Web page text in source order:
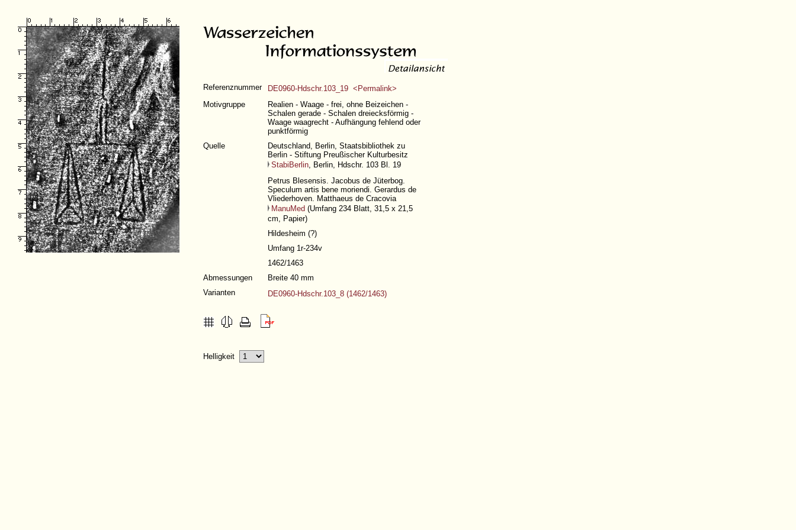
Referenznummer
DE0960-Hdschr.103_19 <Permalink>
Motivgruppe
Realien - Waage - frei, ohne Beizeichen -
Schalen gerade - Schalen dreiecksförmig -
Waage waagrecht - Aufhängung fehlend oder
punktförmig
Quelle
Deutschland, Berlin, Staatsbibliothek zu
Berlin - Stiftung Preußischer Kulturbesitz
StabiBerlin, Berlin, Hdschr. 103 Bl. 19
Petrus Blesensis. Jacobus de Jüterbog.
Speculum artis bene moriendi. Gerardus de
Vliederhoven. Matthaeus de Cracovia
ManuMed (Umfang 234 Blatt, 31,5 x 21,5
cm, Papier)
Hildesheim (?)
Umfang 1r-234v
1462/1463
Abmessungen
Breite 40 mm
Varianten
DE0960-Hdschr.103_8 (1462/1463)
Helligkeit